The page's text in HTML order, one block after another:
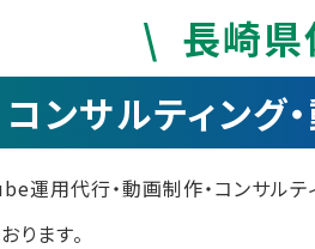
長崎
ンサルティング
運用代行・動画制作・コンサルテ
ます。